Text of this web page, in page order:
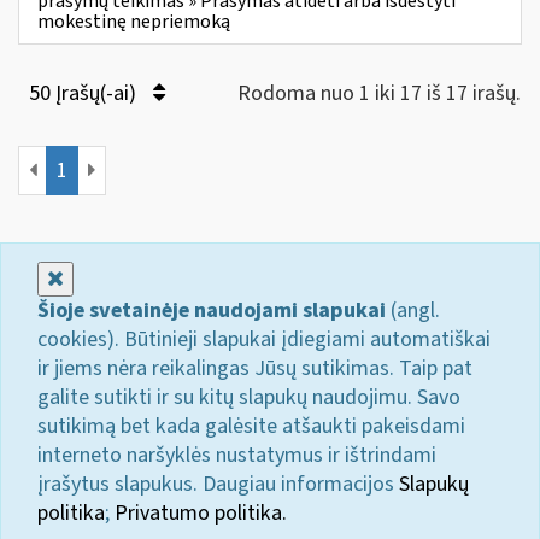
mokestinę nepriemoką
50 Įrašų(-ai) Rodoma nuo 1 iki 17 iš 17 irašų.
1
Šioje svetainėje naudojami slapukai (angl.
cookies). Būtinieji slapukai įdiegiami automatiškai
ir jiems nėra reikalingas Jūsų sutikimas. Taip pat
galite sutikti ir su kitų slapukų naudojimu. Savo
sutikimą bet kada galėsite atšaukti pakeisdami
interneto naršyklės nustatymus ir ištrindami
įrašytus slapukus. Daugiau informacijos Slapukų
politika; Privatumo politika.